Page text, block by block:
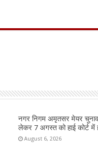
नगर निगम अमृतसर मेयर चुनाव
लेकर 7 अगस्त को हाई कोर्ट में
August 6, 2026